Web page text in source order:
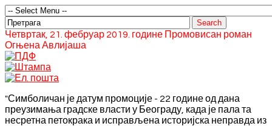
Четвртак, 21. фебруар 2019. године Промовисан роман
Огњена Авлијаша
"Симболичан је датум промоције - 22 године од дана
преузимања градске власти у Београду, када је пала та
несретна петокрака и исправљена историјска неправда из